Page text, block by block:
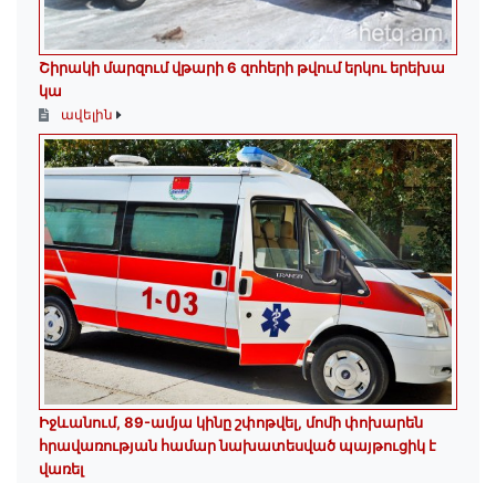
Շիրակի մարզում վթարի 6 զոհերի թվում երկու երեխա
կա
ավելին
Իջևանում, 89-ամյա կինը շփոթվել, մոմի փոխարեն
հրավառության համար նախատեսված պայթուցիկ է
վառել